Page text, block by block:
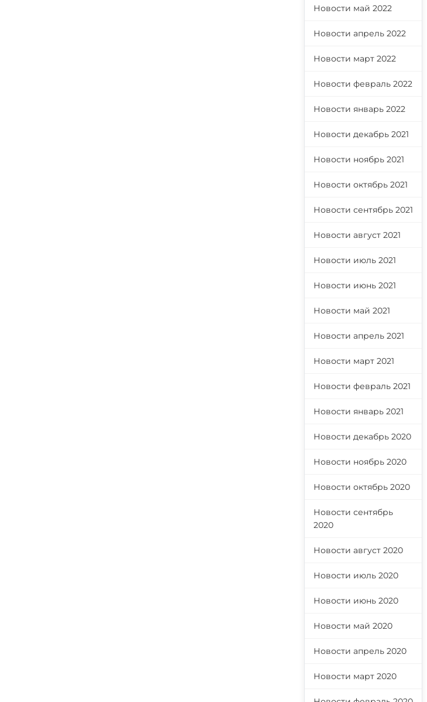
Новости май 2022
Новости апрель 2022
Новости март 2022
Новости февраль 2022
Новости январь 2022
Новости декабрь 2021
Новости ноябрь 2021
Новости октябрь 2021
Новости сентябрь 2021
Новости август 2021
Новости июль 2021
Новости июнь 2021
Новости май 2021
Новости апрель 2021
Новости март 2021
Новости февраль 2021
Новости январь 2021
Новости декабрь 2020
Новости ноябрь 2020
Новости октябрь 2020
Новости сентябрь
2020
Новости август 2020
Новости июль 2020
Новости июнь 2020
Новости май 2020
Новости апрель 2020
Новости март 2020